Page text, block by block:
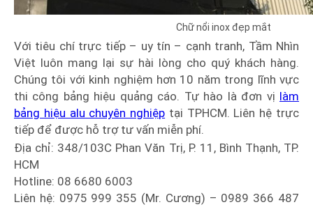
Chữ nổi inox đẹp mắt
Với tiêu chí trực tiếp – uy tín – cạnh tranh, Tầm Nhìn
Việt luôn mang lại sự hài lòng cho quý khách hàng.
Chúng tôi với kinh nghiệm hơn 10 năm trong lĩnh vực
thi công bảng hiệu quảng cáo. Tự hào là đơn vị làm
bảng hiệu alu chuyên nghiệp tại TPHCM. Liên hệ trực
tiếp để được hỗ trợ tư vấn miễn phí.
Địa chỉ: 348/103C Phan Văn Trị, P. 11, Bình Thạnh, TP.
HCM
Hotline: 08 6680 6003
Liên hệ: 0975 999 355 (Mr. Cương) – 0989 366 487